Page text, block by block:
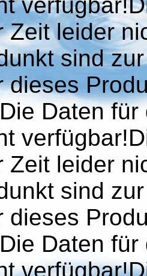
Zeit leider
sind
dieses
Daten
Zeit leider
sind
dieses
Daten